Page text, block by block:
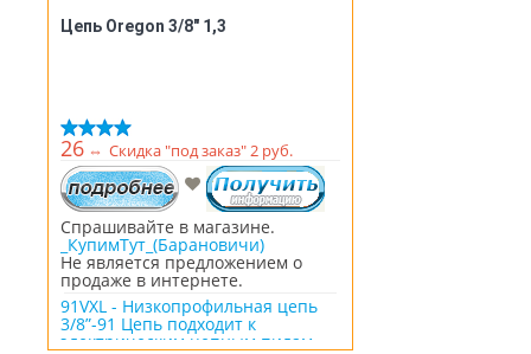
Цепь Oregon 3/8" 1,3
26 ⇔ Скидка "под заказ" 2 руб.
Спрашивайте в магазине.
_КупимТут_(Барановичи)
Не является предложением о
продаже в интернете.
91VXL - Низкопрофильная цепь
3/8”-91 Цепь подходит к
электрическим цепным пилам